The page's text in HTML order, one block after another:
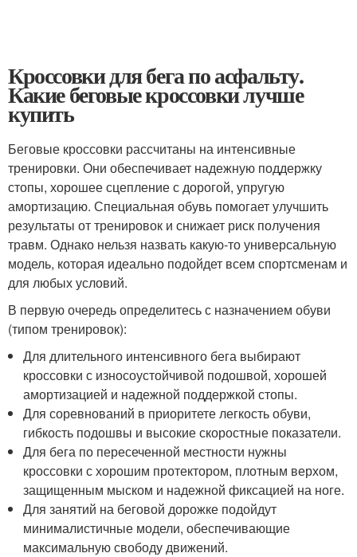
Кроссовки для бега по асфальту.
Какие беговые кроссовки лучше
купить
Беговые кроссовки рассчитаны на интенсивные
тренировки. Они обеспечивает надежную поддержку
стопы, хорошее сцепление с дорогой, упругую
амортизацию. Специальная обувь помогает улучшить
результаты от тренировок и снижает риск получения
травм. Однако нельзя назвать какую-то универсальную
модель, которая идеально подойдет всем спортсменам и
для любых условий.
В первую очередь определитесь с назначением обуви
(типом тренировок):
Для длительного интенсивного бега выбирают
кроссовки с износоустойчивой подошвой, хорошей
амортизацией и надежной поддержкой стопы.
Для соревнований в приоритете легкость обуви,
гибкость подошвы и высокие скоростные показатели.
Для бега по пересеченной местности нужны
кроссовки с хорошим протектором, плотным верхом,
защищенным мыском и надежной фиксацией на ноге.
Для занятий на беговой дорожке подойдут
минималистичные модели, обеспечивающие
максимальную свободу движений.